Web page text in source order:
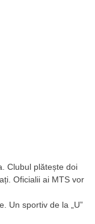
Clubul plătește doi
Oficialii ai MTS vor
Un sportiv de la „U”